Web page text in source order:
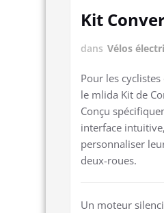
Kit
dans Vélos
Pour les
le mlida Kit de
Conçu
interface
personnaliser
deux-roues.
Un moteur